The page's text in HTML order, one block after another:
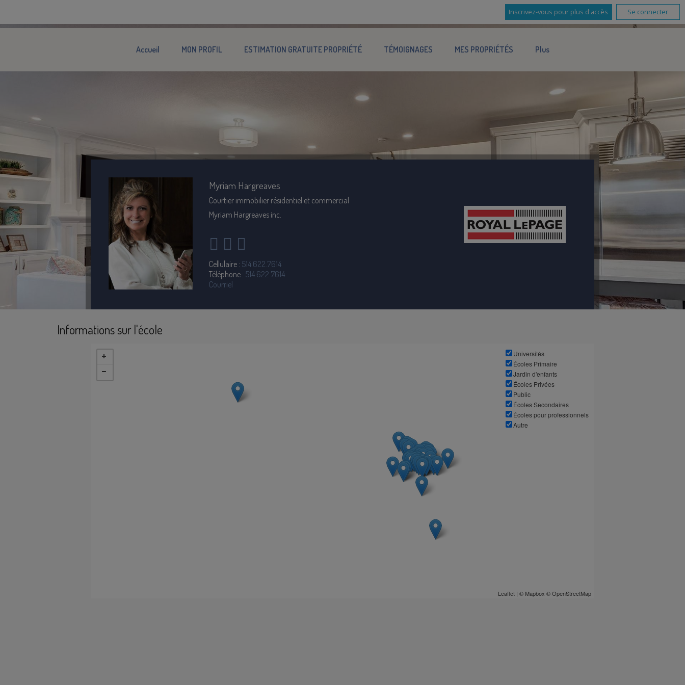
Inscrivez-vous pour plus d'accès Se connecter
Accueil MON PROFIL ESTIMATION GRATUITE PROPRIÉTÉ TÉMOIGNAGES MES PROPRIÉTÉS Plus
Myriam Hargreaves
Courtier immobilier résidentiel et commercial
Myriam Hargreaves inc.
Cellulaire : 514.622.7614
Téléphone : 514.622.7614
Courriel
Informations sur l'école
Universités
Écoles Primaire
Jardin d'enfants
Écoles Privées
Public
Écoles Secondaires
Écoles pour professionnels
Autre
Leaflet| © Mapbox ©OpenStreetMap